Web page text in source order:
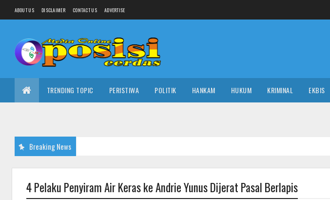
ABOUT US DISCLAIMER CONTACT US ADVERTISE
TRENDING TOPIC PERISTIWA POLITIK HANKAM HUKUM KRIMINAL EKBIS
Breaking News
4 Pelaku Penyiram Air Keras ke Andrie Yunus Dijerat Pasal Berlapis